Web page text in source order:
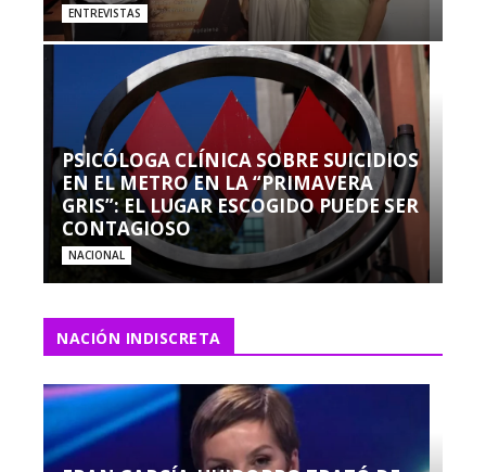
ENTREVISTAS
PSICÓLOGA CLÍNICA SOBRE SUICIDIOS
EN EL METRO EN LA “PRIMAVERA
GRIS”: EL LUGAR ESCOGIDO PUEDE SER
CONTAGIOSO
NACIONAL
NACIÓN INDISCRETA